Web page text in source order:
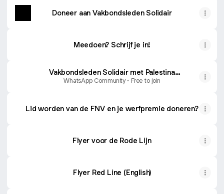
Doneer aan Vakbondsleden Solidair
Meedoen? Schrijf je in!
Vakbondsleden Solidair met Palestina
Whatsapp Community
WhatsApp Community • Free to join
Lid worden van de FNV en je werfpremie doneren?
Flyer voor de Rode Lijn
Flyer Red Line (English)